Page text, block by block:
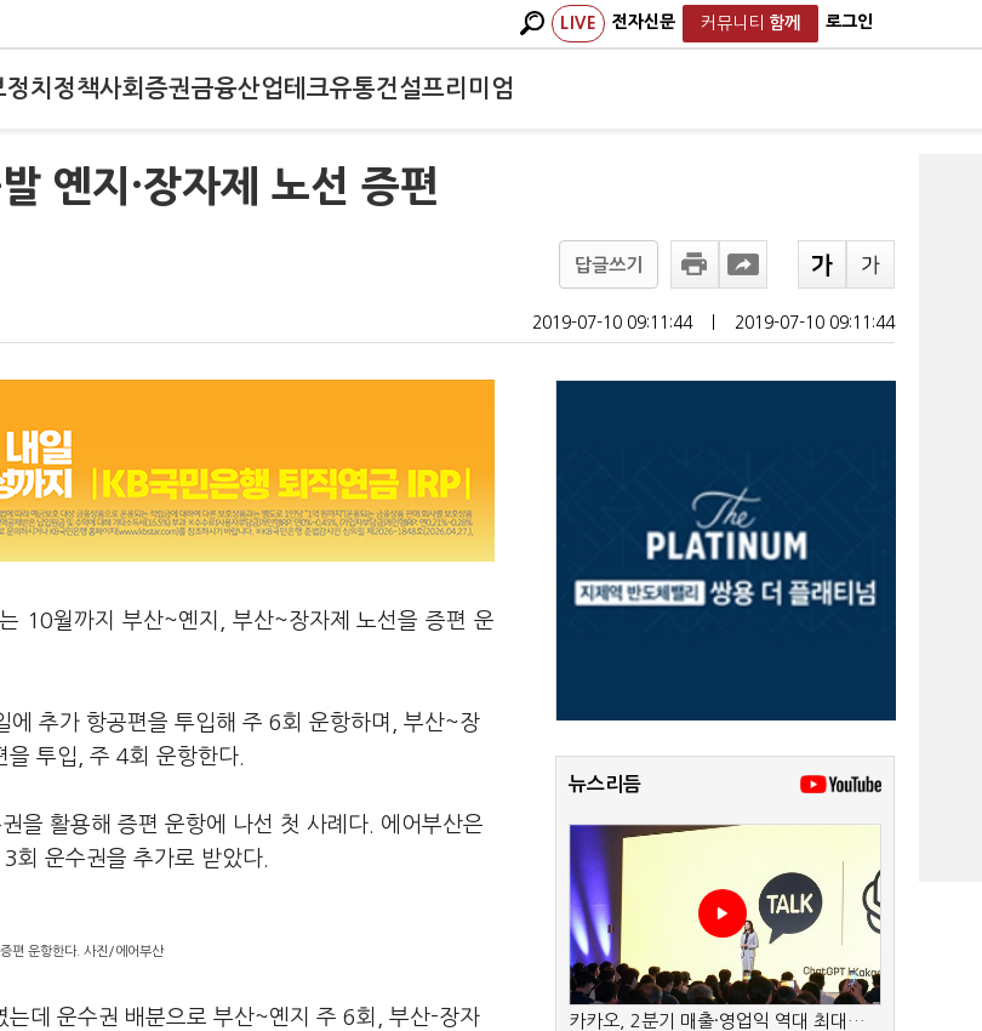
LIVE 전자신문 커뮤니티 함께 로그인
정치 정책사회 증권금융산업테크유통건설프리미엄
옌지·장자제 노선 증편
답글쓰기
2019-07-10 09:11:44 2019-07-10 09:11:44
10월까지 부산~옌지, 부산~장자제 노선을 증편 운
추가 항공편을 투입해 주 6회 운항하며, 부산~장
투입, 주 4회 운항한다.
을 활용해 증편 운항에 나선 첫 사례다. 에어부산은
회 운수권을 추가로 받았다.
편 운항한다. 사진/에어부산
데 운수권 배분으로 부산~옌지 주 6회, 부산-장자
뉴스리듬
카카오, 2분기 매출·영업익 역대 최대…